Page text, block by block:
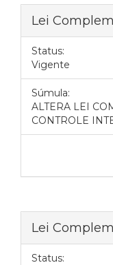
Lei
Status:
Vigente
Súmula:
ALTERA LEI
CONTROLE
Lei
Status: